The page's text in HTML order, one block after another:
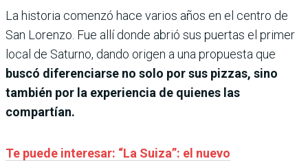
La historia comenzó hace varios años en el centro de
San Lorenzo. Fue allí donde abrió sus puertas el primer
local de Saturno, dando origen a una propuesta que
buscó diferenciarse no solo por sus pizzas, sino
también por la experiencia de quienes las
compartían.
Te puede interesar: “La Suiza”: el nuevo